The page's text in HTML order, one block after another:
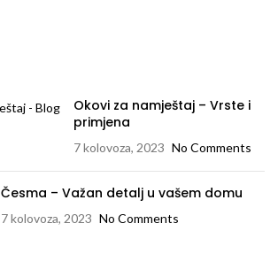
Okovi za namještaj – Vrste i
primjena
7 kolovoza, 2023 No Comments
Česma – Važan detalj u vašem domu
7 kolovoza, 2023 No Comments